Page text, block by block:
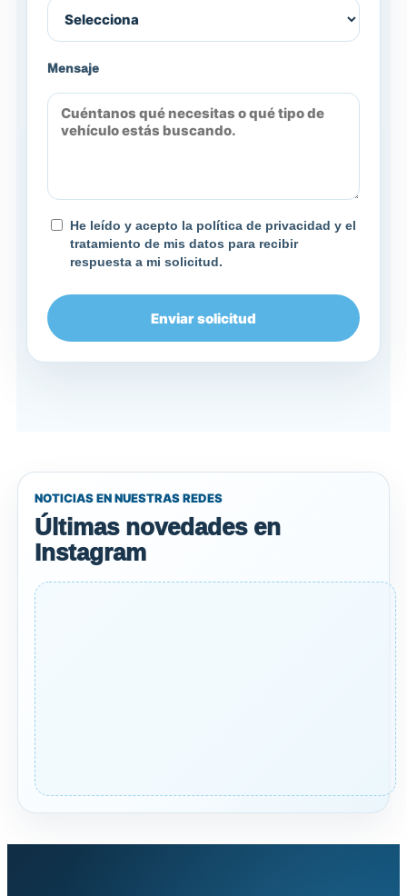
Mensaje
He leído y acepto la política de privacidad y el
tratamiento de mis datos para recibir
respuesta a mi solicitud.
Enviar solicitud
NOTICIAS EN NUESTRAS REDES
Últimas novedades en
Instagram